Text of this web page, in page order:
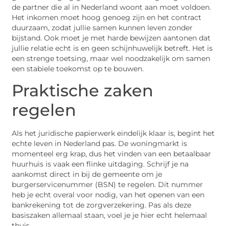
de partner die al in Nederland woont aan moet voldoen.
Het inkomen moet hoog genoeg zijn en het contract
duurzaam, zodat jullie samen kunnen leven zonder
bijstand. Ook moet je met harde bewijzen aantonen dat
jullie relatie echt is en geen schijnhuwelijk betreft. Het is
een strenge toetsing, maar wel noodzakelijk om samen
een stabiele toekomst op te bouwen.
Praktische zaken
regelen
Als het juridische papierwerk eindelijk klaar is, begint het
echte leven in Nederland pas. De woningmarkt is
momenteel erg krap, dus het vinden van een betaalbaar
huurhuis is vaak een flinke uitdaging. Schrijf je na
aankomst direct in bij de gemeente om je
burgerservicenummer (BSN) te regelen. Dit nummer
heb je echt overal voor nodig, van het openen van een
bankrekening tot de zorgverzekering. Pas als deze
basiszaken allemaal staan, voel je je hier echt helemaal